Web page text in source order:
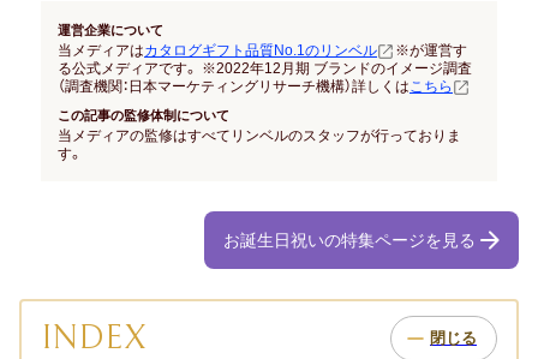
お祝い･お見舞い
成人祝い
卒園・卒業祝い
運営企業について
当メディアはカタログギフト品質No.1のリンベル
※が運営す
る公式メディアです。 ※2022年12月期 ブランドのイメージ調査
（調査機関：日本マーケティングリサーチ機構）詳しくは こちら
この記事の監修体制について
当メディアの監修はすべてリンベルのスタッフが行っておりま
す。
お誕生日祝いの特集ページを見る
INDEX